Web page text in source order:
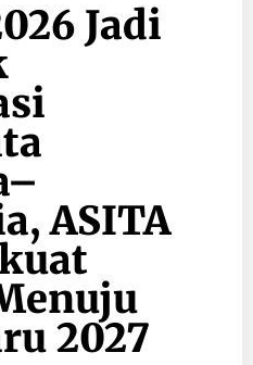
Jadi
ASITA
2027